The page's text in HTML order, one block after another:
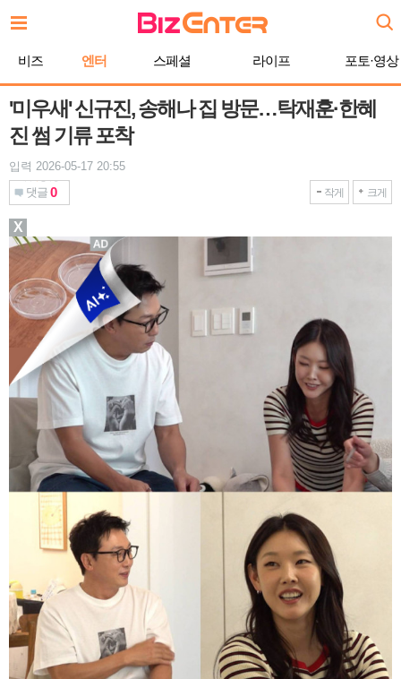
문
비즈 엔터 스페셜 라이프 포토·영상
'미우새' 신규진, 송해나 집 방문…탁재훈·한혜
진 썸 기류 포착
입력 2026-05-17 20:55
댓글 0 작게 크게
X